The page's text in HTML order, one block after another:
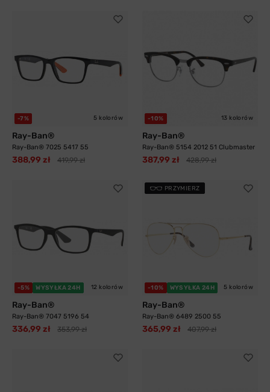
-7% 5 kolorów
Ray-Ban®
Ray-Ban® 7025 5417 55
388,99 zł 419,99 zł
-10% 13 kolorów
Ray-Ban®
Ray-Ban® 5154 2012 51 Clubmaster
387,99 zł 428,99 zł
-5% WYSYŁKA 24H 12 kolorów
Ray-Ban®
Ray-Ban® 7047 5196 54
336,99 zł 353,99 zł
PRZYMIERZ
-10% WYSYŁKA 24H 5 kolorów
Ray-Ban®
Ray-Ban® 6489 2500 55
365,99 zł 407,99 zł